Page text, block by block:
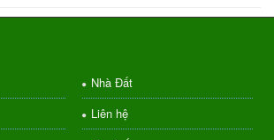
Nhà Đất
Liên hệ